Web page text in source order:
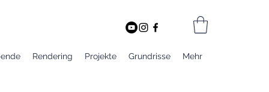
Rendering Projekte Grundrisse Mehr